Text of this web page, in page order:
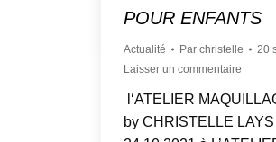
POUR ENFANTS
Actualité Par christelle
20
Laisser un commentaire
l‘ATELIER
by CHRISTELLE